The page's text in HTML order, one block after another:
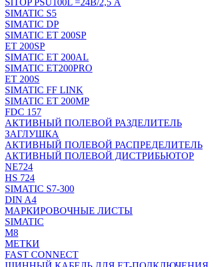
SITOP PSU100L =24В/2,5 A
SIMATIC S5
SIMATIC DP
SIMATIC ET 200SP
ET 200SP
SIMATIC ET 200AL
SIMATIC ET200PRO
ET 200S
SIMATIC FF LINK
SIMATIC ET 200MP
FDC 157
АКТИВНЫЙ ПОЛЕВОЙ РАЗДЕЛИТЕЛЬ
ЗАГЛУШКА
АКТИВНЫЙ ПОЛЕВОЙ РАСПРЕДЕЛИТЕЛЬ
АКТИВНЫЙ ПОЛЕВОЙ ДИСТРИБЬЮТОР
NE724
HS 724
SIMATIC S7-300
DIN A4
МАРКИРОВОЧНЫЕ ЛИСТЫ
SIMATIC
M8
МЕТКИ
FAST CONNECT